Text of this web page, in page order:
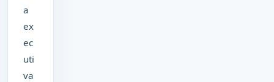
a
ex
ec
uti
va